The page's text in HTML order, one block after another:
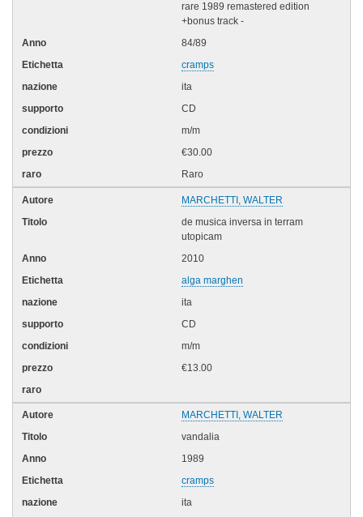
rare 1989 remastered edition
+bonus track -
84/89
cramps
ita
CD
m/m
€30.00
Raro
MARCHETTI, WALTER
de musica inversa in terram
utopicam
2010
alga marghen
ita
CD
m/m
€13.00
MARCHETTI, WALTER
vandalia
1989
cramps
ita